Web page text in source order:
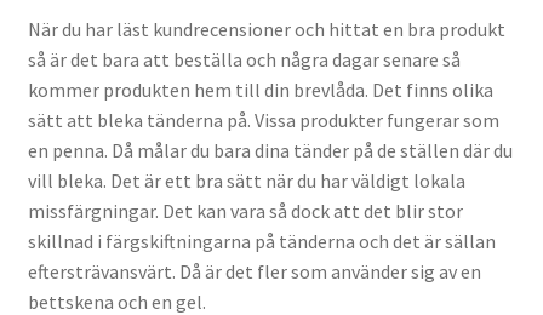
När du har läst kundrecensioner och hittat en bra produkt
så är det bara att beställa och några dagar senare så
kommer produkten hem till din brevlåda. Det finns olika
sätt att bleka tänderna på. Vissa produkter fungerar som
en penna. Då målar du bara dina tänder på de ställen där du
vill bleka. Det är ett bra sätt när du har väldigt lokala
missfärgningar. Det kan vara så dock att det blir stor
skillnad i färgskiftningarna på tänderna och det är sällan
eftersträvansvärt. Då är det fler som använder sig av en
bettskena och en gel.